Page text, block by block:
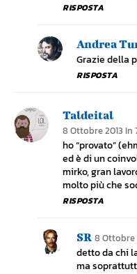
RISPOSTA
Andrea
Grazie della
RISPOSTA
Taldeital
8 Ottobre 2013 In
ho “provato”
ed è di un
mirko, gran
molto più che
RISPOSTA
SR 8 Ottobre
detto da chi
ma